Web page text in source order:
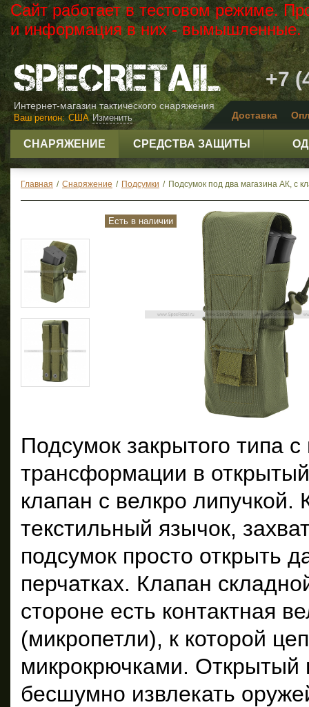
Сайт работает в тестовом режиме.
и информация в них - вымышленные.
Интернет-магазин тактического снаряжения
+7
Доставка
Изменить
Ваш регион: США
СНАРЯЖЕНИЕ СРЕДСТВА ЗАЩИТЫ
Главная / Снаряжение / Подсумки / Подсумок под два магазина АК, с
Есть в наличии
Подсумок закрытого типа
трансформации в
клапан с велкро липучкой.
текстильный язычок,
подсумок просто открыть
перчатках. Клапан
стороне есть контактная
(микропетли), к которой
микрокрючками. Открытый
бесшумно извлекать